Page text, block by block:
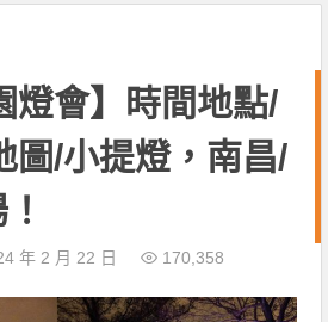
燈會】時間地點/
圖/小提燈，南昌/
年 2 月 22 日 170,358